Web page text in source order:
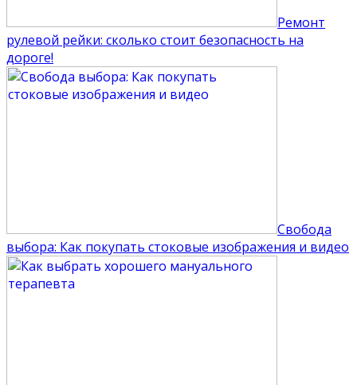
Ремонт
рулевой рейки: сколько стоит безопасность на
дороге!
Свобода
выбора: Как покупать стоковые изображения и видео